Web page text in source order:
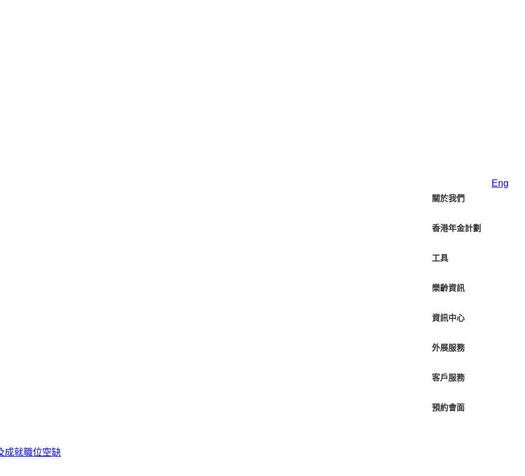
Eng
關於我們
香港年金計劃
工具
樂齡資訊
資訊中心
外展服務
客戶服務
預約會面
成就職位空缺